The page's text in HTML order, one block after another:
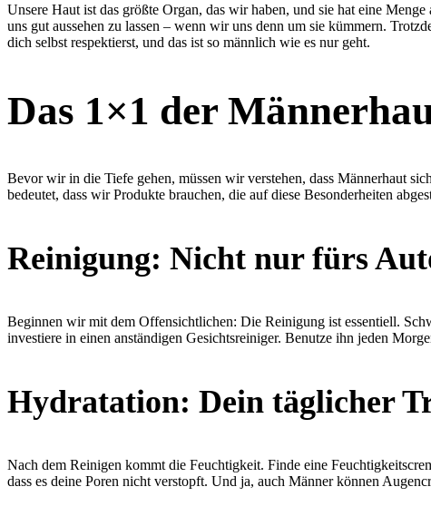
Unsere Haut ist das größte Organ, das wir haben, und sie hat eine
uns gut aussehen zu lassen – wenn wir uns denn um sie kümmern.
dich selbst respektierst, und das ist so männlich wie es nur geht.
Das 1×1 der
Bevor wir in die Tiefe gehen, müssen wir verstehen, dass Männerhaut
bedeutet, dass wir Produkte brauchen, die auf diese Besonderheiten
Reinigung: Nicht nur fürs
Beginnen wir mit dem Offensichtlichen: Die Reinigung ist essentiell.
investiere in einen anständigen Gesichtsreiniger. Benutze ihn jeden
Hydratation: Dein täglicher
Nach dem Reinigen kommt die Feuchtigkeit. Finde eine
dass es deine Poren nicht verstopft. Und ja, auch Männer können